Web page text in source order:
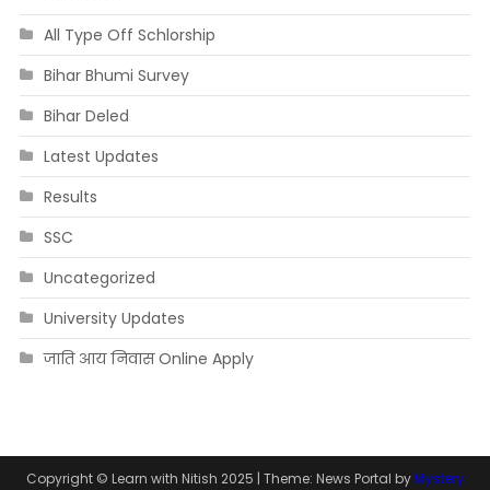
All Type Off Schlorship
Bihar Bhumi Survey
Bihar Deled
Latest Updates
Results
SSC
Uncategorized
University Updates
जाति आय निवास Online Apply
Copyright © Learn with Nitish 2025 | Theme: News Portal byMystery